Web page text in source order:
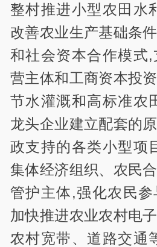
整村推进小型农田水
改善农业生产基础条
和社会资本合作模式
营主体和工商资本投
节水灌溉和高标准农
龙头企业建立配套的
政支持的各类小型项
集体经济组织、农民
管护主体,强化农民参
加快推进农业农村电
农村宽带、道路交通